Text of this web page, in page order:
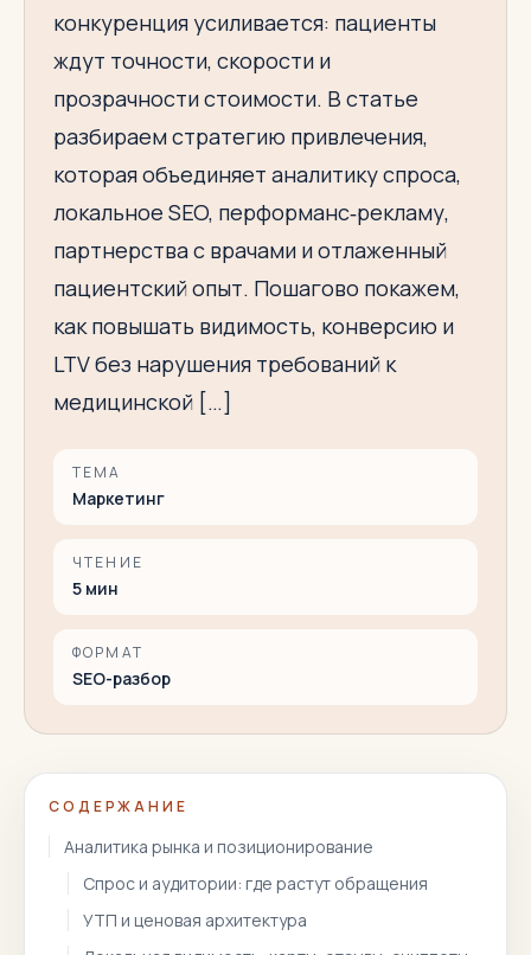
конкуренция усиливается: пациенты
ждут точности, скорости и
прозрачности стоимости. В статье
разбираем стратегию привлечения,
которая объединяет аналитику спроса,
локальное SEO, перформанс‑рекламу,
партнерства с врачами и отлаженный
пациентский опыт. Пошагово покажем,
как повышать видимость, конверсию и
LTV без нарушения требований к
медицинской […]
ТЕМА
Маркетинг
ЧТЕНИЕ
5 мин
ФОРМАТ
SEO-разбор
СОДЕРЖАНИЕ
Аналитика рынка и позиционирование
Спрос и аудитории: где растут обращения
УТП и ценовая архитектура